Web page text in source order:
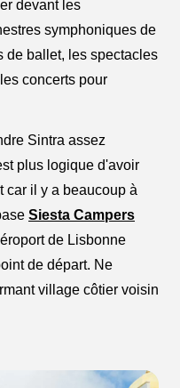
devant les
symphoniques de
de ballet, les spectacles
concerts pour
Sintra assez
plus logique d'avoir
car il y a beaucoup à
Siesta Campers
de Lisbonne
de départ. Ne
village côtier voisin